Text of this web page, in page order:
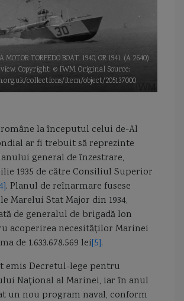
stramtoarea Kerci
Kilo submarin Varsavianca
submarinul Delfinul Super Vita Roussen
Taeping tanc maritim motorina
torpila torpiloare torpiloare romanesti
torpilor torpilorul Epitrop TU 143 Reis
UK marines Uniunea Europeana
Michael Mansoor USS Oak Hill
Vasco da Gama
MOTOR TORPEDO BOAT. 1940, OR 1941. (A 2640)
view. Copyright: © IWM. Original Source:
collections/item/object/205137000
la începutul celui de-Al
ar fi trebuit să reprezinte
general de înzestrare,
1935 de către Consiliul Superior
. Planul de reînarmare fusese
Marelui Stat Major din 1934,
de generalul de brigadă Ion
acoperirea necesităţilor Marinei
de 1.633.678.569 lei[5].
emis Decretul-lege pentru
Naţional al Marinei, iar în anul
un nou program naval, conform